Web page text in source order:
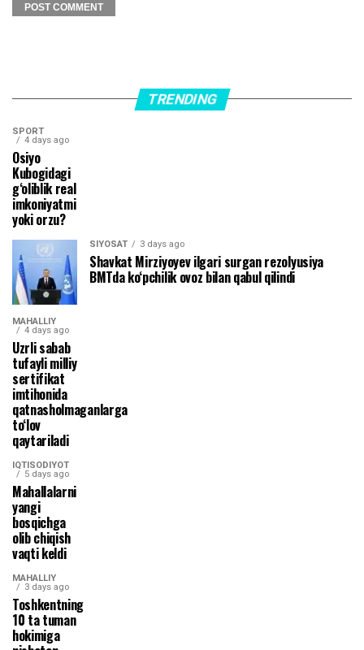
TRENDING
SPORT
4 days ago
Osiyo
Kubogidagi
g‘oliblik real
imkoniyatmi
yoki orzu?
SIYOSAT 3 days ago
Shavkat Mirziyoyev ilgari surgan rezolyusiya
BMTda ko‘pchilik ovoz bilan qabul qilindi
MAHALLIY
4 days ago
Uzrli sabab
tufayli milliy
sertifikat
imtihonida
qatnasholmaganlarga
to‘lov
qaytariladi
IQTISODIYOT
5 days ago
Mahallalarni
yangi
bosqichga
olib chiqish
vaqti keldi
MAHALLIY
3 days ago
Toshkentning
10 ta tuman
hokimiga